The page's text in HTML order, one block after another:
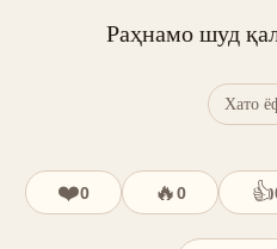
Раҳнамо шуд
Хато
❤️0 🔥0 👍